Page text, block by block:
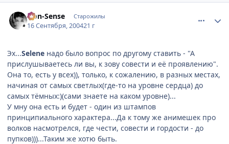
Non-Sense Старожилы
16 Сентября, 200421 г
Эх...Selene надо было вопрос по другому ставить - "А
прислушываетесь ли вы, к зову совести и её проявлению".
Она то, есть у всех)), только, к сожалению, в разных местах,
начиная от самых светлых(где-то на уровне сердца) до
самых тёмных:)(сами знаете на каком уровне)...
У мну она есть и будет - один из штампов
принципиального характера...Да к тому же анимешек про
волков насмотрелся, где чести, совести и гордости - до
пупков)))...Таким же хотю быть.